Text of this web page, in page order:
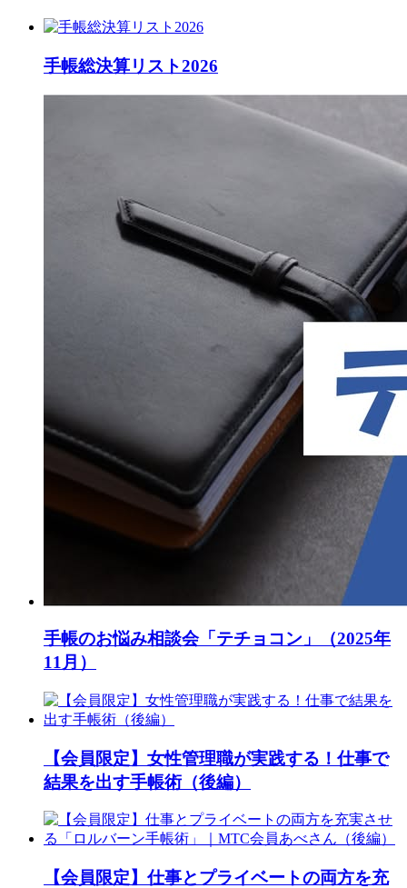
手帳総決算リスト2026
手帳のお悩み相談会「テチョコン」（2025年
11月）
【会員限定】女性管理職が実践する！仕事で
結果を出す手帳術（後編）
【会員限定】仕事とプライベートの両方を充